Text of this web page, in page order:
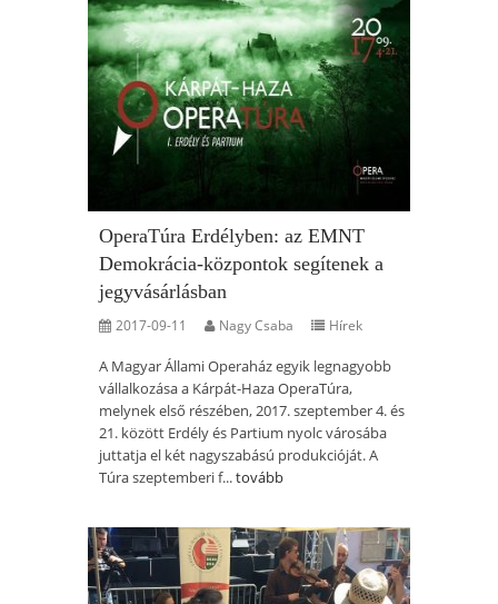
OperaTúra Erdélyben: az EMNT
Demokrácia-központok segítenek a
jegyvásárlásban
2017-09-11 Nagy Csaba Hírek
A Magyar Állami Operaház egyik legnagyobb
vállalkozása a Kárpát-Haza OperaTúra,
melynek első részében, 2017. szeptember 4. és
21. között Erdély és Partium nyolc városába
juttatja el két nagyszabású produkcióját. A
Túra szeptemberi f...tovább